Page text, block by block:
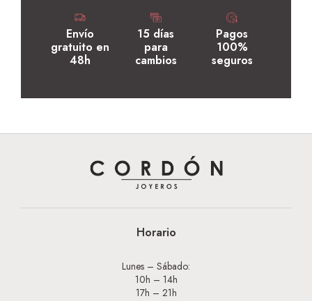
Envío
gratuito en
48h
15 días
para
cambios
Pagos
100%
seguros
Horario
Lunes – Sábado:
10h – 14h
17h – 21h